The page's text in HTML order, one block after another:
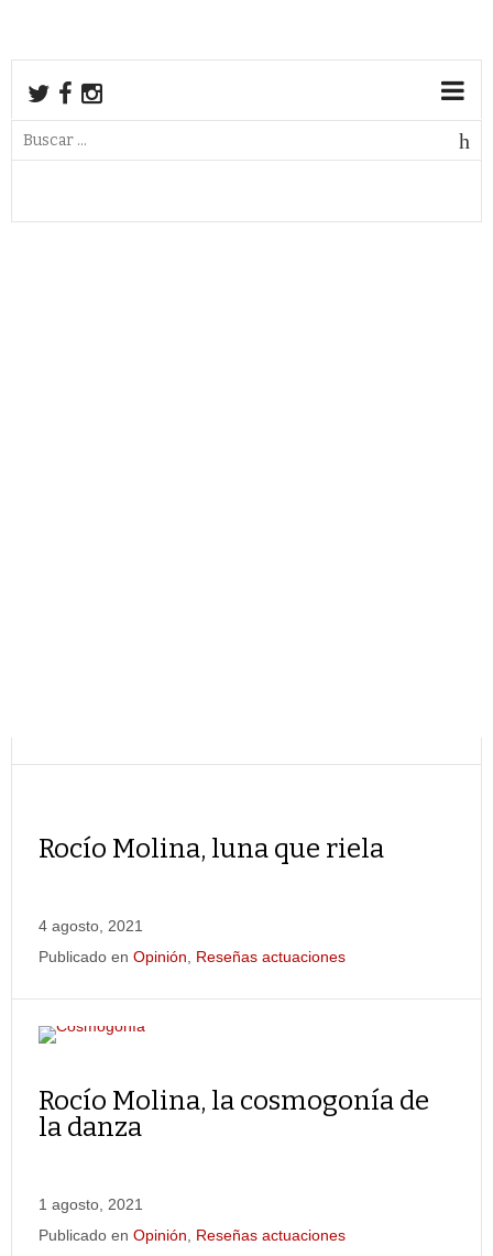
Rocío Molina, luna que riela
4 agosto, 2021
Publicado en Opinión Reseñas actuaciones
Rocío Molina, la cosmogonía de
la danza
1 agosto, 2021
Publicado en Opinión Reseñas actuaciones